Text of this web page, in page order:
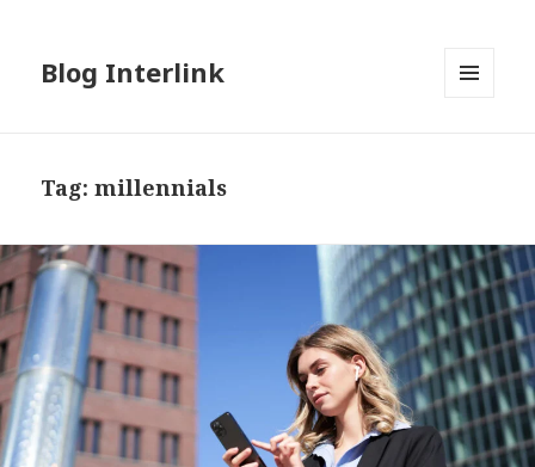
Blog Interlink
Tag:millennials